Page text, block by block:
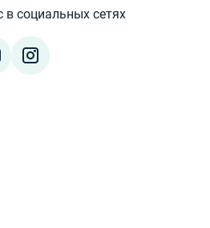
в социальных сетях